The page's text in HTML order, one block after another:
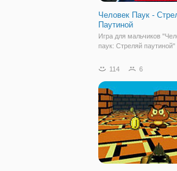
Человек Паук -
Паутиной
Игра для мальчиков
паук: Стреляй паутиной"
Питера Паркера,
способностями:
зрением и слухом,
чутьем, а также
114 6